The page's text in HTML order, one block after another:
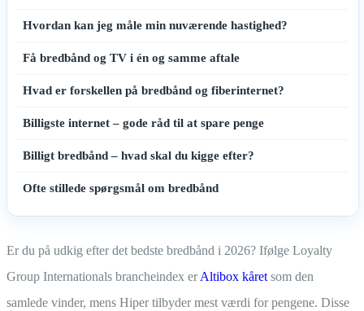
Hvordan kan jeg måle min nuværende hastighed?
Få bredbånd og TV i én og samme aftale
Hvad er forskellen på bredbånd og fiberinternet?
Billigste internet – gode råd til at spare penge
Billigt bredbånd – hvad skal du kigge efter?
Ofte stillede spørgsmål om bredbånd
Er du på udkig efter det bedste bredbånd i 2026? Ifølge Loyalty
Group Internationals brancheindex erAltibox kåret som den
samlede vinder, mens Hiper tilbyder mest værdi for pengene. Disse